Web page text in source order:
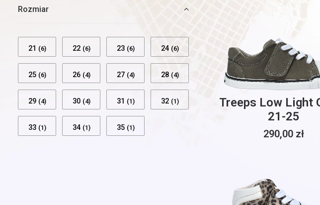
Rozmiar
21 (6) 22 (6) 23 (6) 24 (6)
25 (6) 26 (4) 27 (4) 28 (4)
29 (4) 30 (4) 31 (1) 32 (1)
33 (1) 34 (1) 35 (1)
Treeps Low Light
21-25
290,00 zł